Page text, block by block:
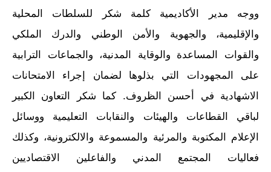
ووجه مدير الأكاديمية كلمة شكر للسلطات المحلية
والإقليمية، والجهوية والأمن الوطني والدرك الملكي
والقوات المساعدة والوقاية المدنية، والجماعات الترابية
على المجهودات التي بذلوها لضمان إجراء الامتحانات
الاشهادية في أحسن الظروف. كما شكر التعاون الكبير
لباقي القطاعات والهيئات والنقابات التعليمية ووسائل
الإعلام المكتوبة والمرئية والمسموعة والالكترونية، وكذلك
فعاليات المجتمع المدني والفاعلين الاقتصاديين